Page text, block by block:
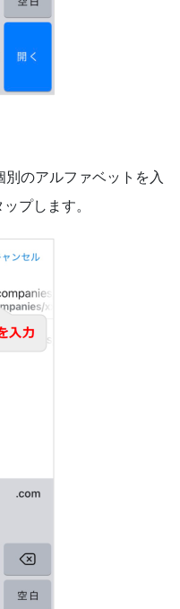
のアルファベットを入
プします。